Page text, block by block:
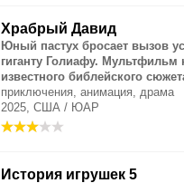
Храбрый Давид
Юный пастух бросает вызов
гиганту Голиафу. Мультфильм
известного библейского
приключения, анимация, драма
2025, США / ЮАР
История игрушек 5